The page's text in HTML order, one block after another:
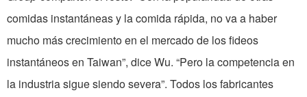
comidas instantáneas y la comida rápida, no va a haber
mucho más crecimiento en el mercado de los fideos
instantáneos en Taiwan”, dice Wu. “Pero la competencia en
la industria sigue siendo severa”. Todos los fabricantes